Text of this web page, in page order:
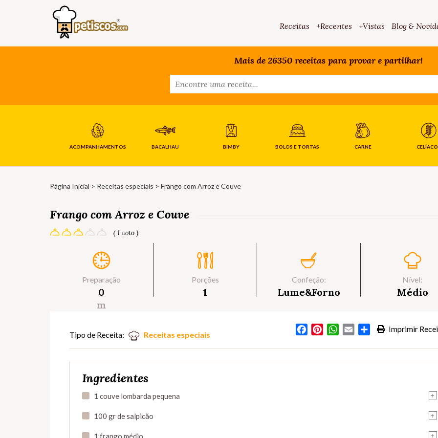
Receitas +Recentes +Vistas Blog &
Mais de 26350 receitas para provar e partilhar!
ACOMPANHAMENTOS BACALHAU BIMBY BOLOS E TORTAS CARNE
Página Inicial > Receitas especiais > Frango com Arroz e Couve
Frango com Arroz e Couve
( 1 voto )
Preparação
0
m
Porções
1
Confeção:
Lume&Forno
Nível:
Médio
Imprimir
FacebookPinterestWhatsApp
Email Partilhar
Tipo de Receita: Receitas especiais
Ingredientes
+
1 couve lombarda pequena
+
100 gr de salpicão
+
1 frango médio